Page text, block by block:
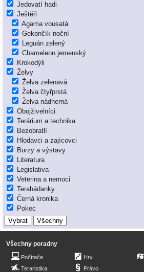
Jedovatí hadi
Ještěři
Agama vousatá
Gekončík noční
Leguán zelený
Chameleon jemenský
Krokodýli
Želvy
Želva zelenavá
Želva čtyřprstá
Želva nádherná
Obojživelníci
Terárium a technika
Bezobratlí
Hlodavci a zajícovci
Burzy a výstavy
Literatura
Legislativa
Veterina a nemoci
Terahádanky
Černá kronika
Pokec
Všechny poradny
Počítače
Teraristika
Hry
Právo